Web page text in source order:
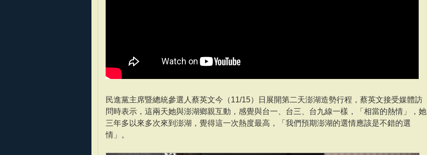
民進黨主席暨總統參選人蔡英文今（11/15）日展開第二天澎湖造勢行程，蔡英文接受媒體訪
問時表示，這兩天她與澎湖鄉親互動，感覺與台一、台三、台九線一樣，「相當的熱情」，她
三年多以來多次來到澎湖，覺得這一次熱度最高，「我們預期澎湖的選情應該是不錯的選
情」。